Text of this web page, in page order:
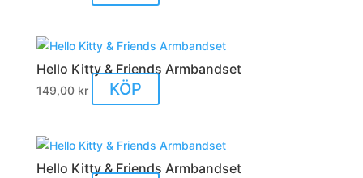
Hello Kitty & Friends Armbandset
149,00 kr KÖP
Hello Kitty & Friends Armbandset